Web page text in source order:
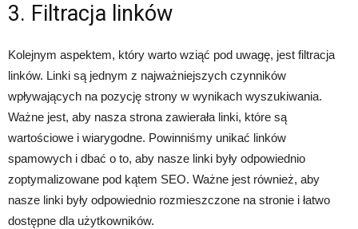
3. Filtracja linków
Kolejnym aspektem, który warto wziąć pod uwagę, jest filtracja
linków. Linki są jednym z najważniejszych czynników
wpływających na pozycję strony w wynikach wyszukiwania.
Ważne jest, aby nasza strona zawierała linki, które są
wartościowe i wiarygodne. Powinniśmy unikać linków
spamowych i dbać o to, aby nasze linki były odpowiednio
zoptymalizowane pod kątem SEO. Ważne jest również, aby
nasze linki były odpowiednio rozmieszczone na stronie i łatwo
dostępne dla użytkowników.